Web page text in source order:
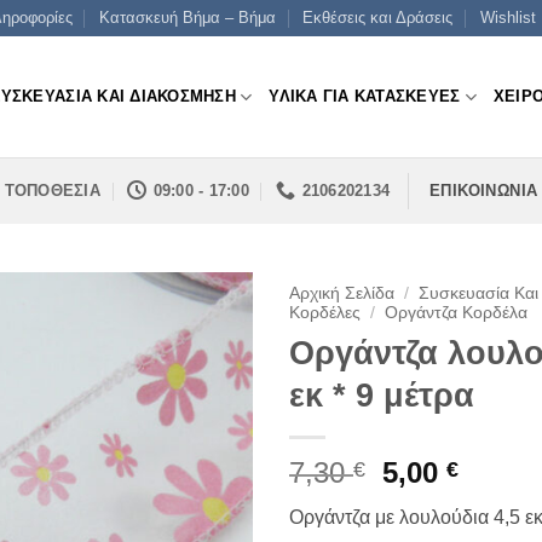
Κατασκευή Βήμα – Βήμα Εκθέσεις και Δράσεις Wishlist
ΚΑΙ ΔΙΑΚΟΣΜΗΣΗ ΥΛΙΚΑ ΓΙΑ ΚΑΤΑΣΚΕΥΕΣ
ΤΟΠΟΘΕΣΙΑ 09:00 - 17:00 2106202134 ΕΠΙΚΟΙΝΩΝΙΑ
Αρχική Σελίδα / Συσκευασία
Κορδέλες
/ Οργάντζα Κορδέλα
Οργάντζα
εκ * 9 μέτρα
7,30€
Original
was:
5,00€Η
τιμή
Οργάντζα με λουλούδια 4,5